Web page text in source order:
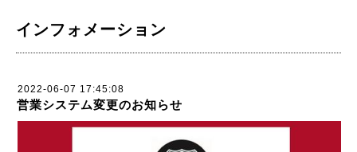
インフォメーション
2022-06-07 17:45:08
営業システム変更のお知らせ